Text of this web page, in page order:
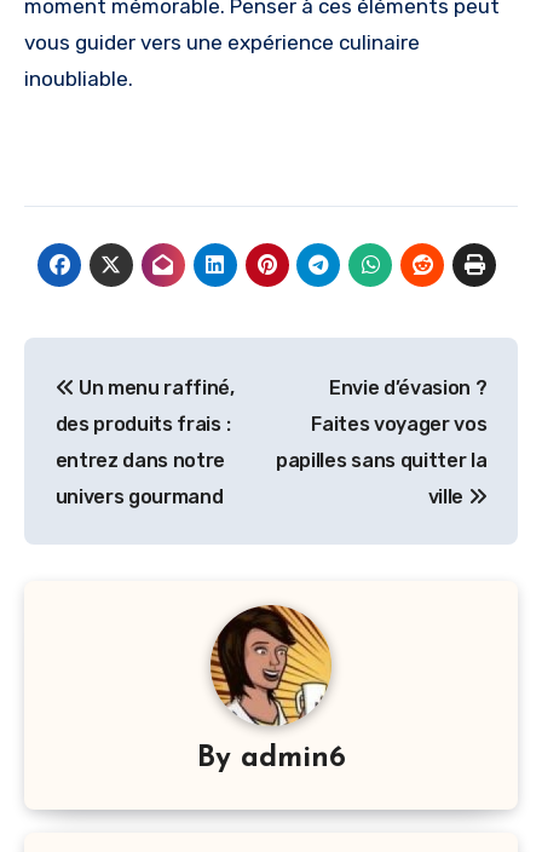
moment mémorable. Penser à ces éléments peut
vous guider vers une expérience culinaire
inoubliable.
de
l’article
Un menu raffiné,
des produits frais :
entrez dans notre
univers gourmand
Envie d’évasion ?
Faites voyager vos
papilles sans quitter la
ville
By admin6